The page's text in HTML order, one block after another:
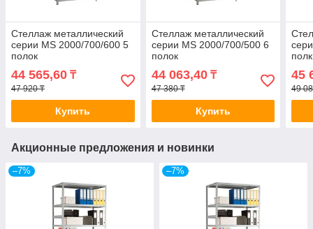
Стеллаж металлический
серии MS 2000/700/600 5
полок
44 565,60 ₸
47 920 ₸
Купить
Стеллаж металлический
серии MS 2000/700/500 6
полок
44 063,40₸
47 380 ₸
Купить
45
49
Акционные предложения и новинки
–7% –7%